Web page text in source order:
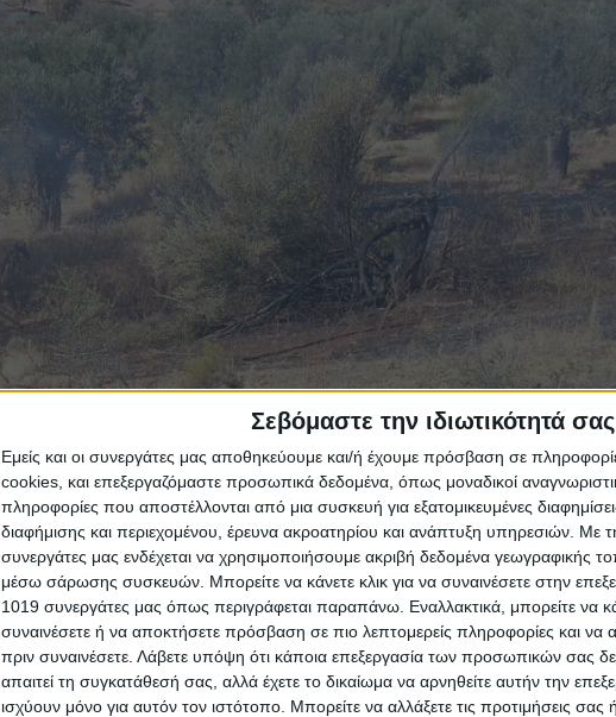
Σεβόμαστε την ιδιωτικότητά σας
Εμείς και οι συνεργάτες μας αποθηκεύουμε και/ή έχουμε πρόσβαση σε
cookies, και επεξεργαζόμαστε προσωπικά δεδομένα, όπως μοναδικοί
πληροφορίες που αποστέλλονται από μια συσκευή για εξατομικευμένες
διαφήμισης και περιεχομένου, έρευνα ακροατηρίου και ανάπτυξη υπηρεσιών. Με
συνεργάτες μας ενδέχεται να χρησιμοποιήσουμε ακριβή δεδομένα γεωγραφικής
μέσω σάρωσης συσκευών. Μπορείτε να κάνετε κλικ για να συναινέσετε στην
1019 συνεργάτες μας όπως περιγράφεται παραπάνω. Εναλλακτικά, μπορείτε να
συναινέσετε ή να αποκτήσετε πρόσβαση σε πιο λεπτομερείς πληροφορίες και να
πριν συναινέσετε. Λάβετε υπόψη ότι κάποια επεξεργασία των προσωπικών σας
απαιτεί τη συγκατάθεσή σας, αλλά έχετε το δικαίωμα να αρνηθείτε αυτήν την
ισχύουν μόνο για αυτόν τον ιστότοπο. Μπορείτε να αλλάξετε τις προτιμήσεις σας